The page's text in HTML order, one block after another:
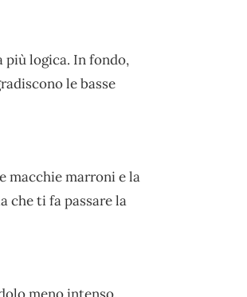
più logica. In fondo,
le basse
macchie marroni e la
che ti fa passare la